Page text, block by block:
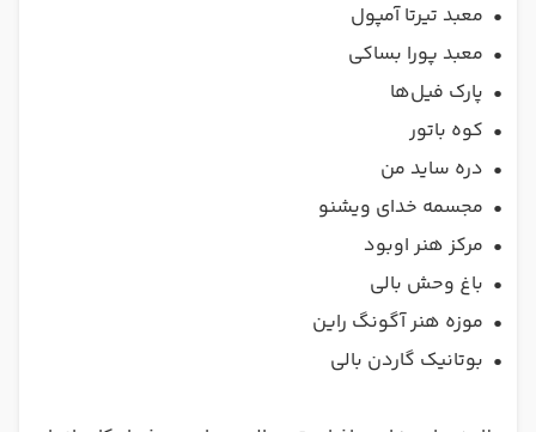
• معبد تیرتا آمپول
• معبد پورا بساکی
• پارک فیل‌ها
• کوه باتور
• دره ساید من
• مجسمه خدای ویشنو
• مرکز هنر اوبود
• باغ وحش بالی
• موزه هنر آگونگ راین
• بوتانیک گاردن بالی